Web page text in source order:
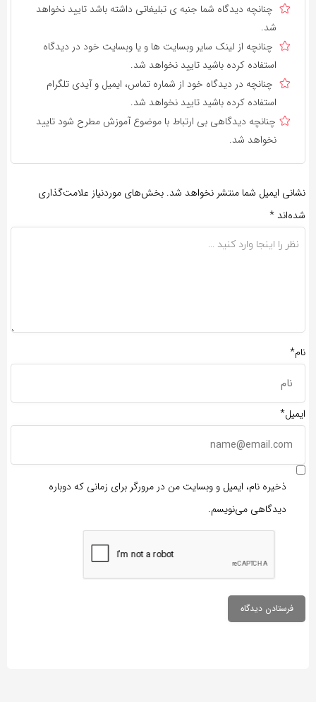
چنانچه دیدگاه شما جنبه ی تبلیغاتی داشته باشد تایید نخواهد
چنانچه از لینک سایر وبسایت ها و یا وبسایت خود در دیدگاه
استفاده کرده باشید تایید نخواهد شد.
چنانچه در دیدگاه خود از شماره تماس، ایمیل و آیدی تلگرام
استفاده کرده باشید تایید نخواهد شد.
چنانچه دیدگاهی بی ارتباط با موضوع آموزش مطرح شود تایید
نخواهد شد.
ایمیل شما منتشر نخواهد شد. بخش‌های موردنیاز علامت‌گذاری
*
ذخیره نام، ایمیل و وبسایت من در مرورگر برای زمانی که دوباره
دیدگاهی می‌نویسم.